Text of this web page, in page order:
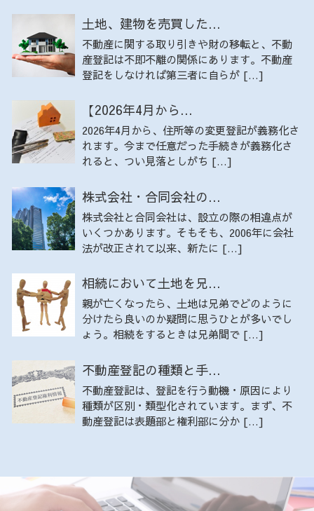
土地、建物を売買した...
不動産に関する取り引きや財の移転と、不動
産登記は不即不離の関係にあります。不動産
登記をしなければ第三者に自らが […]
【2026年4月から...
2026年4月から、住所等の変更登記が義務化さ
れます。今まで任意だった手続きが義務化さ
れると、つい見落としがち […]
株式会社・合同会社の...
株式会社と合同会社は、設立の際の相違点が
いくつかあります。そもそも、2006年に会社
法が改正されて以来、新たに […]
相続において土地を兄...
親が亡くなったら、土地は兄弟でどのように
分けたら良いのか疑問に思うひとが多いでし
ょう。相続をするときは兄弟間で […]
不動産登記の種類と手...
不動産登記は、登記を行う動機・原因により
種類が区別・類型化されています。まず、不
動産登記は表題部と権利部に分か […]